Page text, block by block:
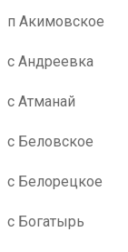
п Акимовское
с Андреевка
с Атманай
с Беловское
с Белорецкое
с Богатырь